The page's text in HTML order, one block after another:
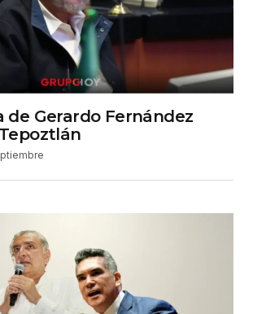
mi nombre, correo electrónico y sitio
navegador para la próxima vez que
comentario.
de Gerardo Fernández